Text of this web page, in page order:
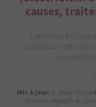
causes,
L'infection à
Clostridium difficile)
microbiote
Mis à jour:8. juillet 2026 •
Troubles digestifs &